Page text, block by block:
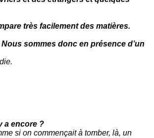
très facilement des matières.
sommes donc en présence d’un
a encore ?
si on commençait à tomber, là, un